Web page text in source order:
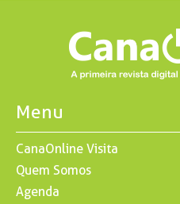
Menu
CanaOnline Visita
Quem Somos
Agenda